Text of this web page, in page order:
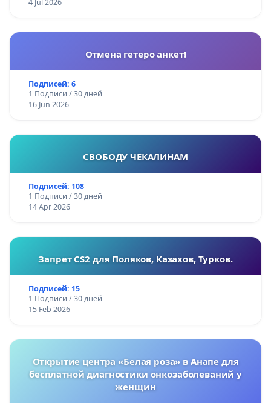
4 Jul 2026
Отмена гетеро анкет!
Подписей: 6
1 Подписи / 30 дней
16 Jun 2026
СВОБОДУ ЧЕКАЛИНАМ
Подписей: 108
1 Подписи / 30 дней
14 Apr 2026
Запрет CS2 для Поляков, Казахов, Турков.
Подписей: 15
1 Подписи / 30 дней
15 Feb 2026
Открытие центра «Белая роза» в Анапе для
бесплатной диагностики онкозаболеваний у
женщин